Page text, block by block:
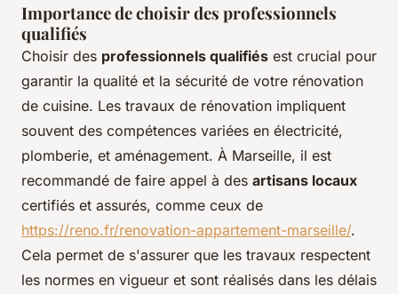
Importance de choisir des professionnels
qualifiés
Choisir des professionnels qualifiés est crucial pour
garantir la qualité et la sécurité de votre rénovation
de cuisine. Les travaux de rénovation impliquent
souvent des compétences variées en électricité,
plomberie, et aménagement. À Marseille, il est
recommandé de faire appel à des artisans locaux
certifiés et assurés, comme ceux de
https://reno.fr/renovation-appartement-marseille/.
Cela permet de s'assurer que les travaux respectent
les normes en vigueur et sont réalisés dans les délais